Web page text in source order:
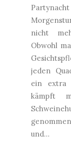
nicht
Obwohl
jeden
ein extra
kämpft
und...